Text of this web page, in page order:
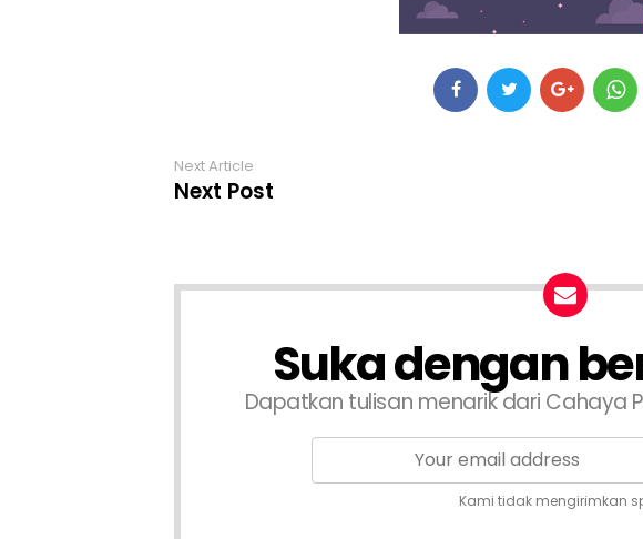
Next Article
Next Post
Suka dengan
Dapatkan tulisan menarik dari Cahaya
Kami tidak mengirimkan